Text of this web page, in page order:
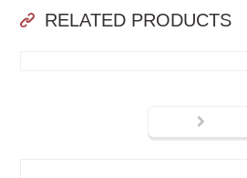
RELATED PRODUCTS